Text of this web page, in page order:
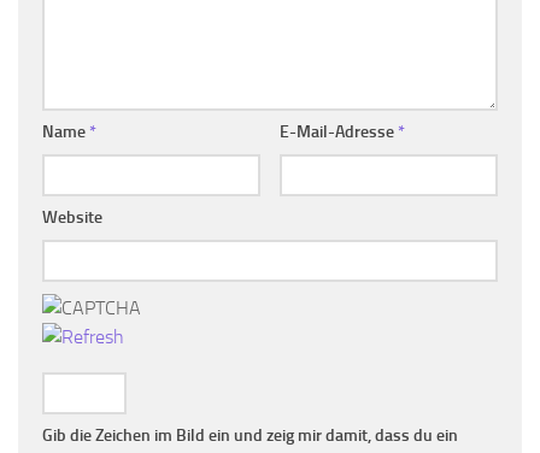
Name * E-Mail-Adresse *
Website
Gib die Zeichen im Bild ein und zeig mir damit, dass du ein